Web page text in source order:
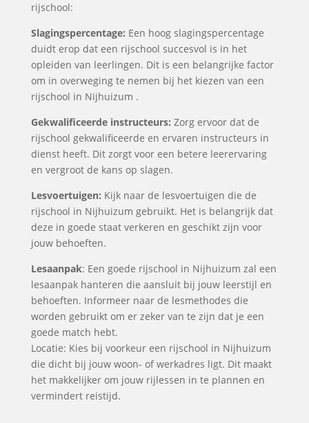
rijschool:
Slagingspercentage: Een hoog slagingspercentage
duidt erop dat een rijschool succesvol is in het
opleiden van leerlingen. Dit is een belangrijke factor
om in overweging te nemen bij het kiezen van een
rijschool in Nijhuizum .
Gekwalificeerde instructeurs: Zorg ervoor dat de
rijschool gekwalificeerde en ervaren instructeurs in
dienst heeft. Dit zorgt voor een betere leerervaring
en vergroot de kans op slagen.
Lesvoertuigen: Kijk naar de lesvoertuigen die de
rijschool in Nijhuizum gebruikt. Het is belangrijk dat
deze in goede staat verkeren en geschikt zijn voor
jouw behoeften.
Lesaanpak: Een goede rijschool in Nijhuizum zal een
lesaanpak hanteren die aansluit bij jouw leerstijl en
behoeften. Informeer naar de lesmethodes die
worden gebruikt om er zeker van te zijn dat je een
goede match hebt.
Locatie: Kies bij voorkeur een rijschool in Nijhuizum
die dicht bij jouw woon- of werkadres ligt. Dit maakt
het makkelijker om jouw rijlessen in te plannen en
vermindert reistijd.